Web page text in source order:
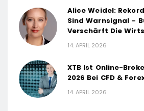
Alice Weidel:
Sind Warnsignal –
Verschärft Die
14. APRIL 2026
XTB Ist Online-
2026 Bei CFD &
14. APRIL 2026